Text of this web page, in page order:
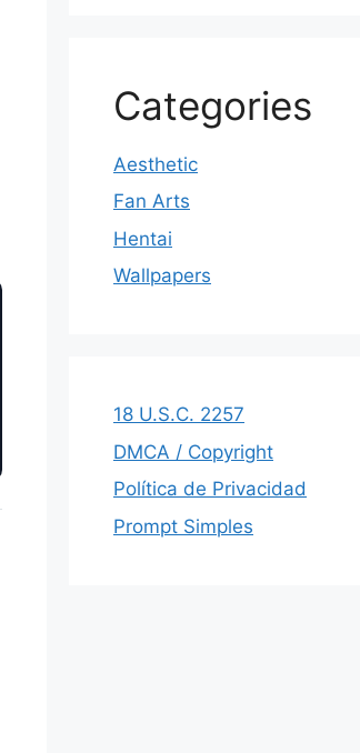
Categories
Aesthetic
Fan Arts
Hentai
Wallpapers
18 U.S.C. 2257
DMCA / Copyright
Política de Privacidad
Prompt Simples